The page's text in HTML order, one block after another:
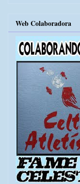
Web Colaboradora